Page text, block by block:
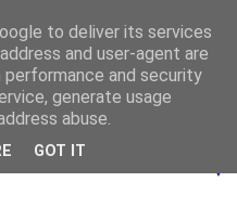
▼
to deliver its services
and user-agent are
and security
generate usage
abuse.
GOT IT